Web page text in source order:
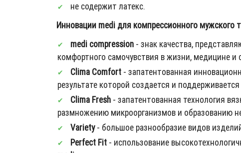
не содержит латекс.
Инновации medi для компрессионного мужского
medi compression - знак качества,
комфортного самочувствия в жизни, медицине и
Clima Comfort - запатентованная
результате которой создается и
Clima Fresh - запатентованная технология
размножению микроорганизмов и образованию
Variety- большое разнообразие видов
Perfect Fit - использование